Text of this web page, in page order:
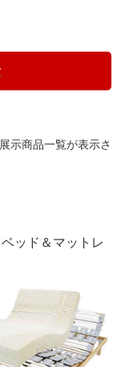
示商品一覧が表示さ
ッド＆マットレ